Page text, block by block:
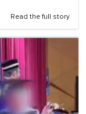
Read the full story